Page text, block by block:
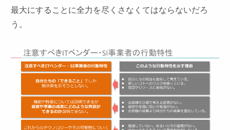
最大にすることに全力を尽くさなくてはならないだろ
う。